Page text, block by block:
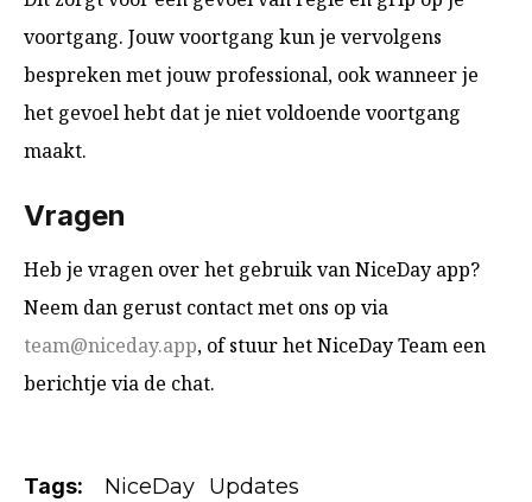
voortgang. Jouw voortgang kun je vervolgens
bespreken met jouw professional, ook wanneer je
het gevoel hebt dat je niet voldoende voortgang
maakt.
Vragen
Heb je vragen over het gebruik van NiceDay app?
Neem dan gerust contact met ons op via
team@niceday.app, of stuur het NiceDay Team een
berichtje via de chat.
Tags: NiceDay Updates